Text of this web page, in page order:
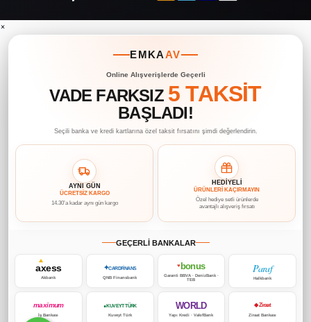
×
EMKAAV
Online Alışverişlerde Geçerli
VADE FARKSIZ 5 TAKSİT
BAŞLADI!
Seçili banka ve kredi kartlarına özel taksit fırsatını şimdi değerlendirin.
AYNI GÜN
ÜCRETSİZ KARGO
14.30’a kadar aynı gün kargo
HEDİYELİ
ÜRÜNLERİ KAÇIRMAYIN
Özel hediye setli ürünlerde
avantajlı alışveriş fırsatı
GEÇERLİ BANKALAR
axess
Akbank
✦CARDFİNANS
QNB Finansbank
♥bonus
Garanti BBVA · DenizBank ·
TEB
Paraf
Halkbank
maximum
İş Bankası
● KUVEYT TÜRK
Kuveyt Türk
WORLD
Yapı Kredi · VakıfBank
◆ Ziraat
Ziraat Bankası